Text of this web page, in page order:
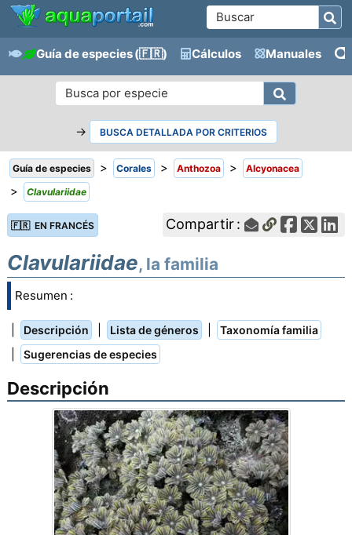
Guía de especies(🇫🇷) Cálculos Manuales
→ BUSCA DETALLADA POR CRITERIOS
Guía de especies > Corales > Anthozoa > Alcyonacea
> Clavulariidae
🇫🇷 EN FRANCÉS Compartir :
Clavulariidae, la familia
Resumen :
Descripción Lista de géneros Taxonomía familia
Sugerencias de especies
Descripción